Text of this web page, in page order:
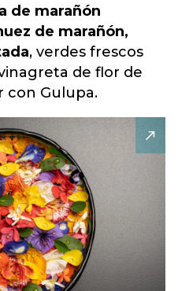
de marañón
de marañón,
, verdes frescos
de flor de
con Gulupa.